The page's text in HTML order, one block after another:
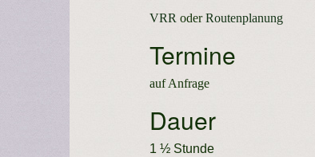
VRR oderRoutenplanung
Termine
auf Anfrage
Dauer
1 ½ Stunde